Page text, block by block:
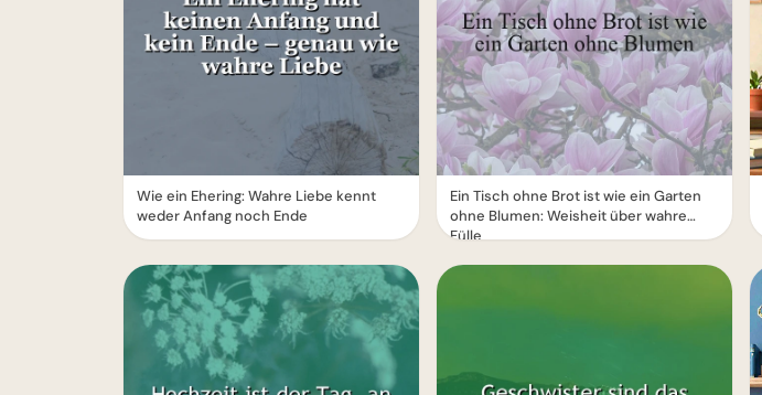
Wie ein Ehering: Wahre Liebe kennt
weder Anfang noch Ende
Ein Tisch ohne Brot ist wie ein Garten
ohne Blumen: Weisheit über wahre
Fülle